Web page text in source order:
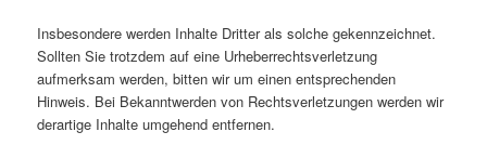
Insbesondere werden Inhalte Dritter als solche gekennzeichnet.
Sollten Sie trotzdem auf eine Urheberrechtsverletzung
aufmerksam werden, bitten wir um einen entsprechenden
Hinweis. Bei Bekanntwerden von Rechtsverletzungen werden wir
derartige Inhalte umgehend entfernen.